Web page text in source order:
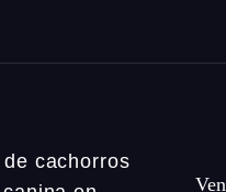
cachorros